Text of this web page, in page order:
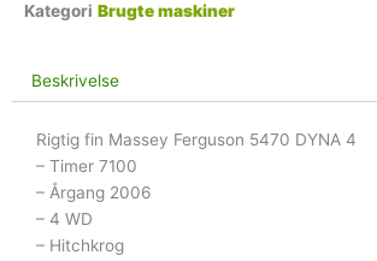
Kategori Brugte maskiner
Beskrivelse
Rigtig fin Massey Ferguson 5470 DYNA 4
– Timer 7100
– Årgang 2006
– 4 WD
– Hitchkrog